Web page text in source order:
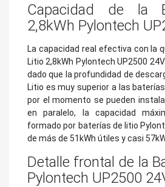
Capacidad de la
2,8kWh Pylontech
La capacidad real efectiva con la
Litio 2,8kWh Pylontech UP2500
dado que la profundidad de
Litio es muy superior a las
por el momento se pueden
en paralelo, la capacidad
formado por baterías de litio
de más de 51kWh útiles y casi
Detalle frontal de la
Pylontech UP2500